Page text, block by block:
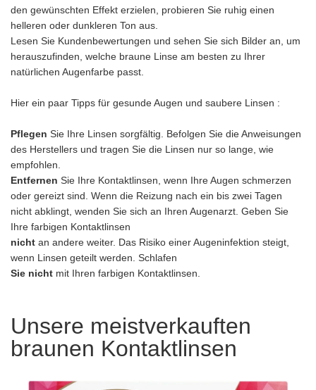
den gewünschten Effekt erzielen, probieren Sie ruhig einen
helleren oder dunkleren Ton aus.
Lesen Sie Kundenbewertungen und sehen Sie sich Bilder an, um
herauszufinden, welche braune Linse am besten zu Ihrer
natürlichen Augenfarbe passt.
Hier ein paar Tipps für gesunde Augen und saubere Linsen :
Pflegen Sie Ihre Linsen sorgfältig. Befolgen Sie die Anweisungen
des Herstellers und tragen Sie die Linsen nur so lange, wie
empfohlen.
Entfernen Sie Ihre Kontaktlinsen, wenn Ihre Augen schmerzen
oder gereizt sind. Wenn die Reizung nach ein bis zwei Tagen
nicht abklingt, wenden Sie sich an Ihren Augenarzt. Geben Sie
Ihre farbigen Kontaktlinsen
nicht an andere weiter. Das Risiko einer Augeninfektion steigt,
wenn Linsen geteilt werden. Schlafen
Sie nicht mit Ihren farbigen Kontaktlinsen.
Unsere meistverkauften
braunen Kontaktlinsen